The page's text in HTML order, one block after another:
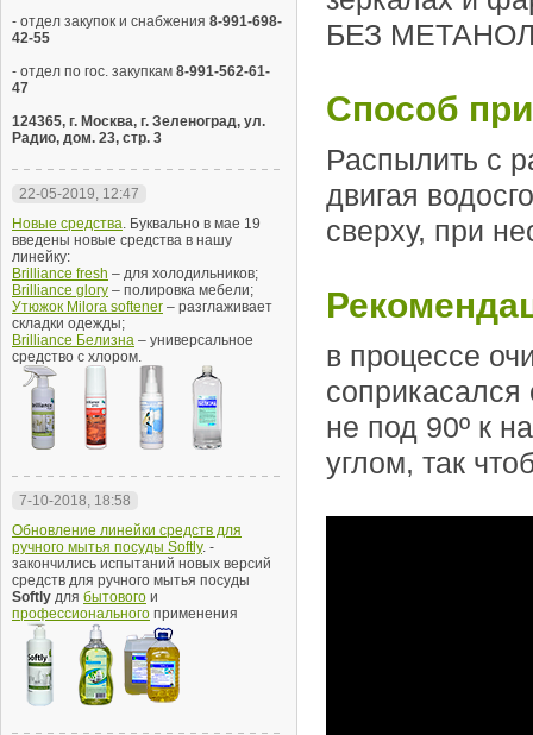
БЕЗ
Способ
Распылить с
двигая
сверху, при
в процессе
не под 90º к
углом, так
- отдел закупок и снабжения 8-991-698-
42-55
- отдел по гос. закупкам 8-991-562-61-
47
124365, г. Москва, г. Зеленоград, ул.
Радио, дом. 23, стр. 3
22-05-2019, 12:47
Новые средства. Буквально в мае 19
введены новые средства в нашу
линейку:
Brilliance fresh – для холодильников;
Brilliance glory – полировка мебели;
Утюжок Milora softener – разглаживает
складки одежды;
Brilliance Белизна – универсальное
средство с хлором.
7-10-2018, 18:58
Обновление линейки средств для
ручного мытья посуды Softly. -
закончились испытаний новых версий
средств для ручного мытья посуды
Softly для бытового и
профессионального применения